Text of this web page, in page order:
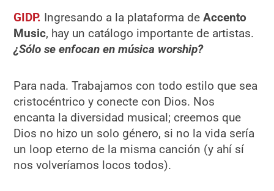
GIDP. Ingresando a la plataforma deAccento
Music, hay un catálogo importante de artistas.
¿Sólo se enfocan en música worship?
Para nada. Trabajamos con todo estilo que sea
cristocéntrico y conecte con Dios. Nos
encanta la diversidad musical; creemos que
Dios no hizo un solo género, si no la vida sería
un loop eterno de la misma canción (y ahí sí
nos volveríamos locos todos).